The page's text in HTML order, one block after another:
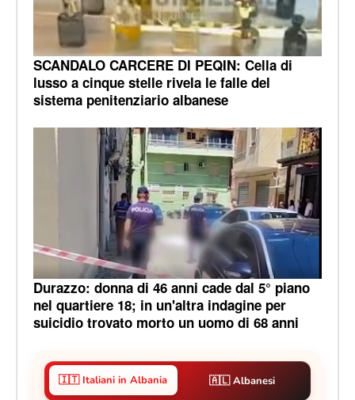
SCANDALO CARCERE DI PEQIN: Cella di
lusso a cinque stelle rivela le falle del
sistema penitenziario albanese
Durazzo: donna di 46 anni cade dal 5° piano
nel quartiere 18; in un'altra indagine per
suicidio trovato morto un uomo di 68 anni
🇮🇹 Italiani in Albania 🇦🇱 Albanesi